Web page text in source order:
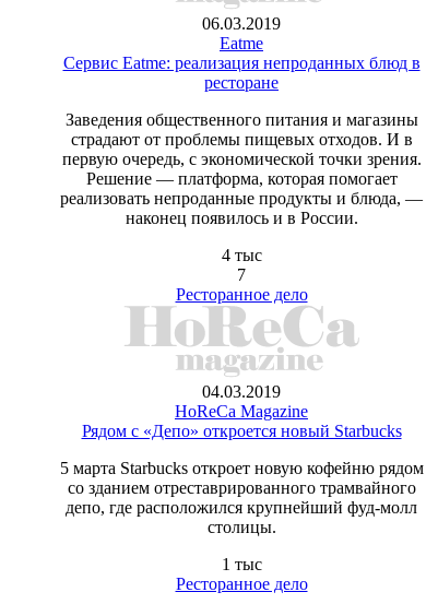
06.03.2019
Eatme
Сервис Eatme: реализация непроданных блюд в
ресторане
Заведения общественного питания и магазины
страдают от проблемы пищевых отходов. И в
первую очередь, с экономической точки зрения.
Решение — платформа, которая помогает
реализовать непроданные продукты и блюда, —
наконец появилось и в России.
4 тыс
7
Ресторанное дело
04.03.2019
HoReCa Magazine
Рядом с «Депо» откроется новый Starbucks
5 марта Starbucks откроет новую кофейню рядом
со зданием отреставрированного трамвайного
депо, где расположился крупнейший фуд-молл
столицы.
1 тыс
Ресторанное дело